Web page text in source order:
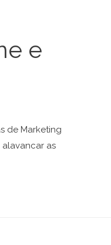
e
de Marketing
as